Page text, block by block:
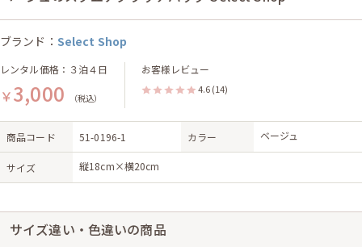
ブランド： Select Shop
レンタル価格：３泊４日
￥3,000 （税込）
お客様レビュー
4.6 (14)
商品コード 51-0196-1 カラー ベージュ
サイズ 縦18cm×横20cm
サイズ違い・色違いの商品